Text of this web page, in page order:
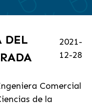
DEL
2021-
12-28
Comercial
de la